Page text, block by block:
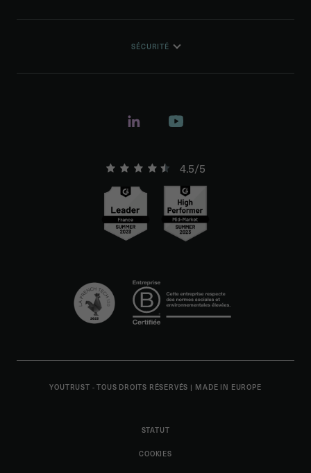
SÉCURITÉ
4.5/5
YOUTRUST - TOUS DROITS RÉSERVÉS | MADE IN EUROPE
STATUT
COOKIES